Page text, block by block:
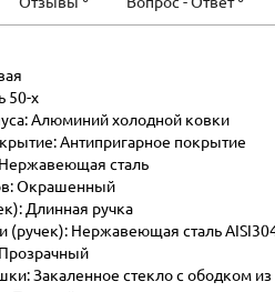
50-х
Алюминий холодной ковки
Антипригарное покрытие
сталь
Окрашенный
Длинная ручка
(ручек): Нержавеющая сталь
Закаленное стекло с ободком